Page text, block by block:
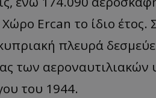
Ercan το ίδιο έτος.
πλευρά
των αεροναυτιλιακών
του 1944.
.twitter.com
Microsoft Corporation
lifenewscy.tothemaonline.com